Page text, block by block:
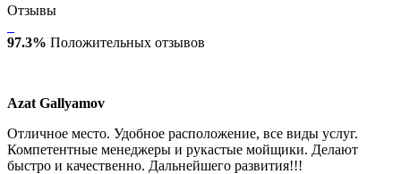
Отзывы
97.3% Положительных отзывов
Azat Gallyamov
Отличное место. Удобное расположение, все виды услуг.
Компетентные менеджеры и рукастые мойщики. Делают
быстро и качественно. Дальнейшего развития!!!